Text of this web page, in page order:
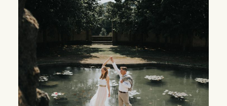
Hochzeiten
Blog
Kontakt